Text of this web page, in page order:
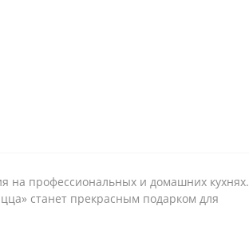
на профессиональных и домашних кухнях.
станет прекрасным подарком для